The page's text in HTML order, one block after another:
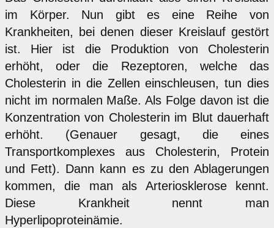
im Körper. Nun gibt es eine Reihe von
Krankheiten, bei denen dieser Kreislauf gestört
ist. Hier ist die Produktion von Cholesterin
erhöht, oder die Rezeptoren, welche das
Cholesterin in die Zellen einschleusen, tun dies
nicht im normalen Maße. Als Folge davon ist die
Konzentration von Cholesterin im Blut dauerhaft
erhöht. (Genauer gesagt, die eines
Transportkomplexes aus Cholesterin, Protein
und Fett). Dann kann es zu den Ablagerungen
kommen, die man als Arteriosklerose kennt.
Diese Krankheit nennt man
Hyperlipoproteinämie.